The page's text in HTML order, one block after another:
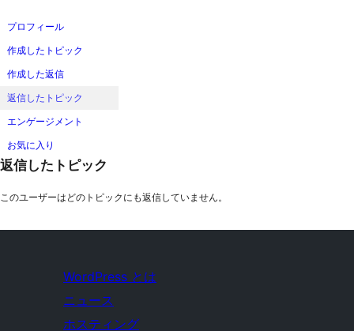
ッ
プ
プロフィール
作成したトピック
作成した返信
返信したトピック
エンゲージメント
お気に入り
返信したトピック
このユーザーはどのトピックにも返信していません。
WordPress とは
ニュース
ホスティング